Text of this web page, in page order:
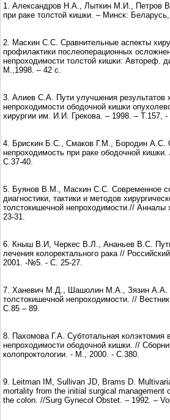
1. Александров Н.А., Лыткин М.И., Петров
при раке толстой кишки. – Минск: Беларусь,
2. Маскин С.С. Сравнительные аспекты
профилактики послеоперационных
непроходимости толстой кишки: Автореф.
М.,1998. – 42 с.
3. Алиев С.А. Пути улучшения результатов
непроходимости ободочной кишки
хирургии им. И.И. Грекова. – 1998. – T.157,
4. Брискин Б.С., Смаков Г.М., Бородин А.С.
непроходимость при раке ободочной
С.37-40.
5. Буянов В.М., Маскин С.С. Современное
диагностики, тактики и методов
толстокишечной непроходимости.//
23-31.
6. Кныш В.И, Черкес В.Л., Ананьев В.С.
лечения колоректального рака //
2001. -№5. - С. 25-27.
7. Ханевич М.Д., Шашолин М.А., Зязин А.А.
толстокишечной непроходимости. //
С.85 – 89.
8. Пахомова Г.А. Субтотальная колэктомия
непроходимости ободочной кишки. //
колопроктологии. - М., 2000. - С.380.
9. Leitman IM, Sullivan JD, Brams D.
mortality from the initial surgical management
the colon. //Surg Gynecol Obstet. – 1992. –